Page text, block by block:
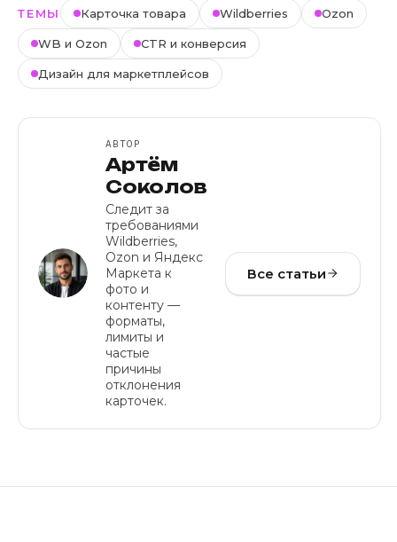
ТЕМЫ Карточка товара Wildberries Ozon
WB и Ozon CTR и конверсия
Дизайн для маркетплейсов
АВТОР
Артём
Соколов
Следит за
требованиями
Wildberries,
Ozon и Яндекс
Маркета к
фото и
контенту —
форматы,
лимиты и
частые
причины
отклонения
карточек.
Все статьи